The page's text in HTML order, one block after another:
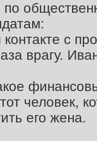
с
врагу.
человек,
его жена.